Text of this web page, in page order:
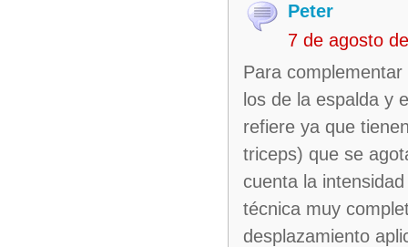
Peter
7 de agosto
Para
los de la espalda y
refiere ya que
triceps) que se
cuenta la
técnica muy
desplazamiento